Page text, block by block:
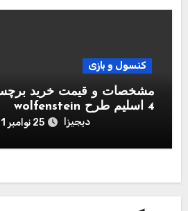
کنسول و بازی
مشخصات و قیمت خرید
4 اسلیم طرح wolfenstein
دیجیزا 25 نوامبر 2021